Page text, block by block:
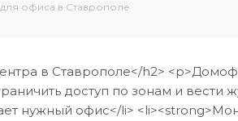
офиса в Ставрополе
в Ставрополе</h2>
доступ по зонам и
нужный офис</li>